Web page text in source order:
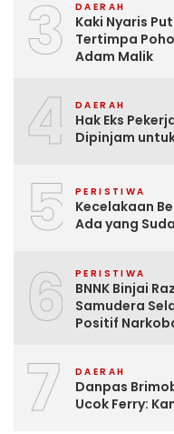
3 DAERAH
Kaki Nyaris
Tertimpa
Adam Malik
4 DAERAH
Hak Eks
Dipinjam
5 PERISTIWA
Kecelakaan
Ada yang
6 PERISTIWA
BNNK Binjai
Samudera
Positif
7 DAERAH
Danpas
Ucok Ferry: